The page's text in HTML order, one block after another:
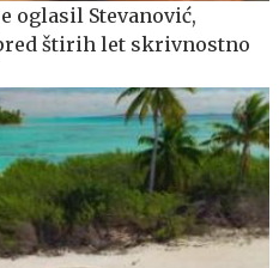
oglasil Stevanović,
štirih let skrivnostno